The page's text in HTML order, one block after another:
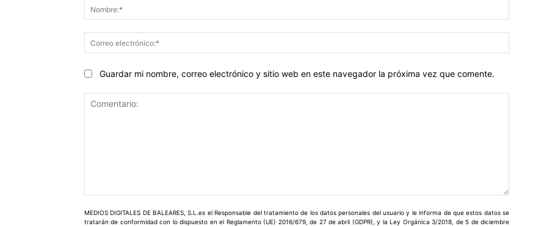
electrónico:*
Guardar mi nombre, correo electrónico y sitio web en este navegador la próxima vez que comente.
MEDIOS DIGITALES DE BALEARES, S.L.es el Responsable del tratamiento de los datos personales del usuario y le informa de que estos datos se
tratarán de conformidad con lo dispuesto en el Reglamento (UE) 2016/679, de 27 de abril (GDPR), y la Ley Orgánica 3/2018, de 5 de diciembre